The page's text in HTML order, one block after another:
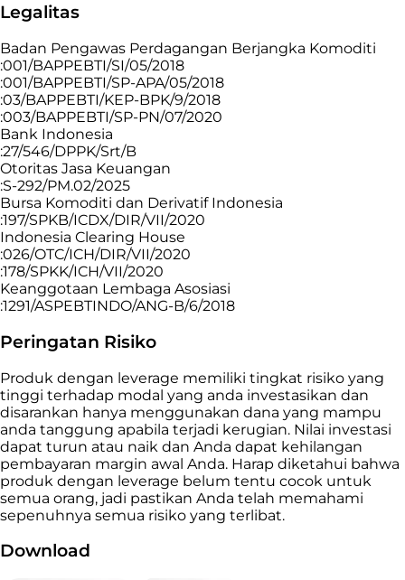
Legalitas
Badan Pengawas Perdagangan Berjangka Komoditi
:001/BAPPEBTI/SI/05/2018
:001/BAPPEBTI/SP-APA/05/2018
:03/BAPPEBTI/KEP-BPK/9/2018
:003/BAPPEBTI/SP-PN/07/2020
Bank Indonesia
:27/546/DPPK/Srt/B
Otoritas Jasa Keuangan
:S-292/PM.02/2025
Bursa Komoditi dan Derivatif Indonesia
:197/SPKB/ICDX/DIR/VII/2020
Indonesia Clearing House
:026/OTC/ICH/DIR/VII/2020
:178/SPKK/ICH/VII/2020
Keanggotaan Lembaga Asosiasi
:1291/ASPEBTINDO/ANG-B/6/2018
Peringatan Risiko
Produk dengan leverage memiliki tingkat risiko yang
tinggi terhadap modal yang anda investasikan dan
disarankan hanya menggunakan dana yang mampu
anda tanggung apabila terjadi kerugian. Nilai investasi
dapat turun atau naik dan Anda dapat kehilangan
pembayaran margin awal Anda. Harap diketahui bahwa
produk dengan leverage belum tentu cocok untuk
semua orang, jadi pastikan Anda telah memahami
sepenuhnya semua risiko yang terlibat.
Download